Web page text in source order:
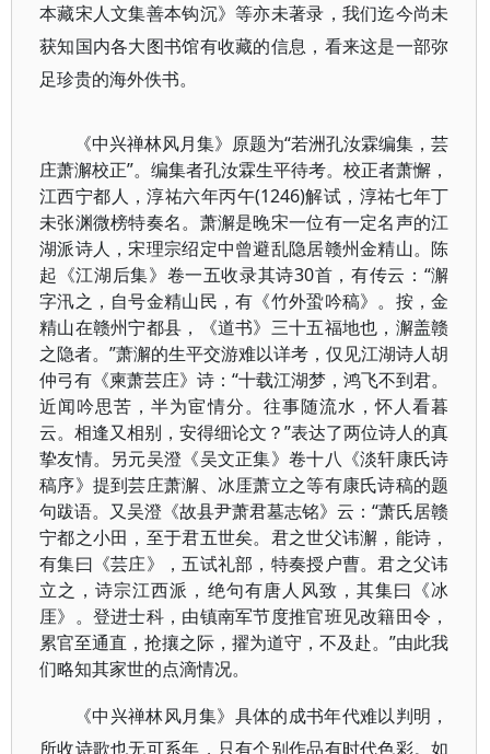
本藏宋人文集善本钩沉》等亦未著录，我们迄今尚未
获知国内各大图书馆有收藏的信息，看来这是一部弥
足珍贵的海外佚书。
《中兴禅林风月集》原题为“若洲孔汝霖编集，芸
庄萧澥校正”。编集者孔汝霖生平待考。校正者萧懈，
江西宁都人，淳祐六年丙午(1246)解试，淳祐七年丁
未张渊微榜特奏名。萧澥是晚宋一位有一定名声的江
湖派诗人，宋理宗绍定中曾避乱隐居赣州金精山。陈
起《江湖后集》卷一五收录其诗30首，有传云：“澥
字汛之，自号金精山民，有《竹外蛩吟稿》。按，金
精山在赣州宁都县，《道书》三十五福地也，澥盖赣
之隐者。”萧澥的生平交游难以详考，仅见江湖诗人胡
仲弓有《柬萧芸庄》诗：“十载江湖梦，鸿飞不到君。
近闻吟思苦，半为宦情分。往事随流水，怀人看暮
云。相逢又相别，安得细论文？”表达了两位诗人的真
挚友情。另元吴澄《吴文正集》卷十八《淡轩康氏诗
稿序》提到芸庄萧澥、冰厓萧立之等有康氏诗稿的题
句跋语。又吴澄《故县尹萧君墓志铭》云：“萧氏居赣
宁都之小田，至于君五世矣。君之世父讳澥，能诗，
有集曰《芸庄》，五试礼部，特奏授户曹。君之父讳
立之，诗宗江西派，绝句有唐人风致，其集曰《冰
厓》。登进士科，由镇南军节度推官班见改籍田令，
累官至通直，抢攘之际，擢为道守，不及赴。”由此我
们略知其家世的点滴情况。
《中兴禅林风月集》具体的成书年代难以判明，
所收诗歌也无可系年，只有个别作品有时代色彩。如